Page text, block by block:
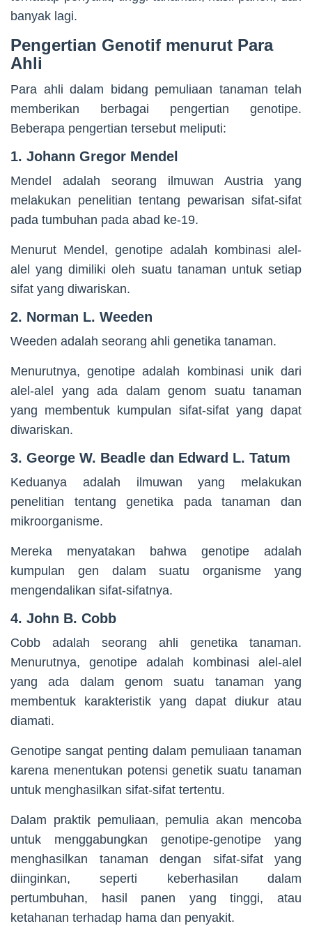
banyak lagi.
Pengertian Genotif menurut Para
Ahli
Para ahli dalam bidang pemuliaan tanaman telah
memberikan berbagai pengertian genotipe.
Beberapa pengertian tersebut meliputi:
1. Johann Gregor Mendel
Mendel adalah seorang ilmuwan Austria yang
melakukan penelitian tentang pewarisan sifat-sifat
pada tumbuhan pada abad ke-19.
Menurut Mendel, genotipe adalah kombinasi alel-
alel yang dimiliki oleh suatu tanaman untuk setiap
sifat yang diwariskan.
2. Norman L. Weeden
Weeden adalah seorang ahli genetika tanaman.
Menurutnya, genotipe adalah kombinasi unik dari
alel-alel yang ada dalam genom suatu tanaman
yang membentuk kumpulan sifat-sifat yang dapat
diwariskan.
3. George W. Beadle dan Edward L. Tatum
Keduanya adalah ilmuwan yang melakukan
penelitian tentang genetika pada tanaman dan
mikroorganisme.
Mereka menyatakan bahwa genotipe adalah
kumpulan gen dalam suatu organisme yang
mengendalikan sifat-sifatnya.
4. John B. Cobb
Cobb adalah seorang ahli genetika tanaman.
Menurutnya, genotipe adalah kombinasi alel-alel
yang ada dalam genom suatu tanaman yang
membentuk karakteristik yang dapat diukur atau
diamati.
Genotipe sangat penting dalam pemuliaan tanaman
karena menentukan potensi genetik suatu tanaman
untuk menghasilkan sifat-sifat tertentu.
Dalam praktik pemuliaan, pemulia akan mencoba
untuk menggabungkan genotipe-genotipe yang
menghasilkan tanaman dengan sifat-sifat yang
diinginkan, seperti keberhasilan dalam
pertumbuhan, hasil panen yang tinggi, atau
ketahanan terhadap hama dan penyakit.